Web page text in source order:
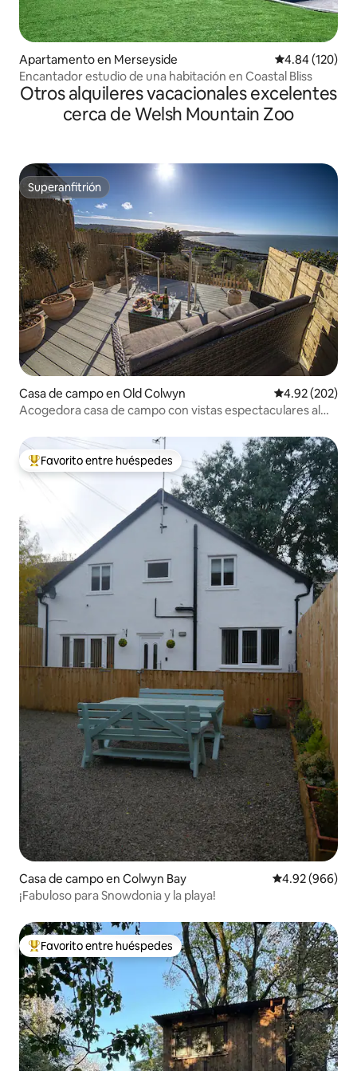
Apartamento en Merseyside Calificación
4.84 (120)
Encantador estudio de una habitación en Coastal Bliss
Otros alquileres vacacionales excelentes
cerca de Welsh Mountain Zoo
Superanfitrión
Superanfitrión
Casa de campo en Old Colwyn Calificación
4.92 (202)
Acogedora casa de campo con vistas espectaculares al
Favorito entre huéspedes preferido
Favorito entre huéspedes
Casa de campo en Colwyn Bay Calificación
4.92 (966)
¡Fabuloso para Snowdonia y la playa!
Favorito entre huéspedes preferido
Favorito entre huéspedes